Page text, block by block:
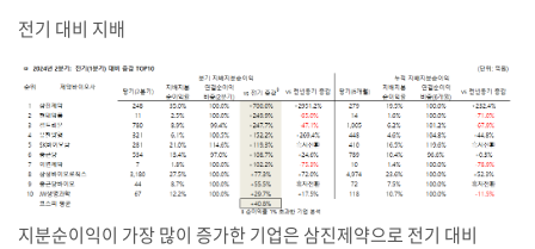
전기 대비 지배
지분순이익이 가장 많이 증가한 기업은 삼진제약으로 전기 대비